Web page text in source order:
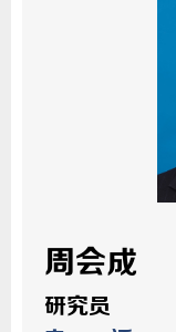
周会成
研究员